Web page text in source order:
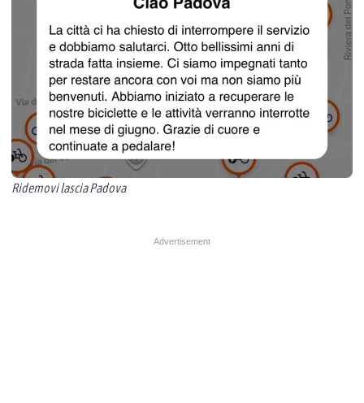
Ridemovi lascia Padova